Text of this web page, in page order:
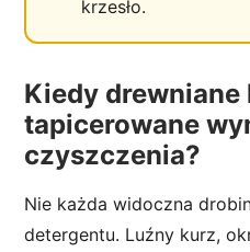
krzesło.
Kiedy drewniane
tapicerowane
czyszczenia?
Nie każda widoczna
detergentu. Luźny kurz,